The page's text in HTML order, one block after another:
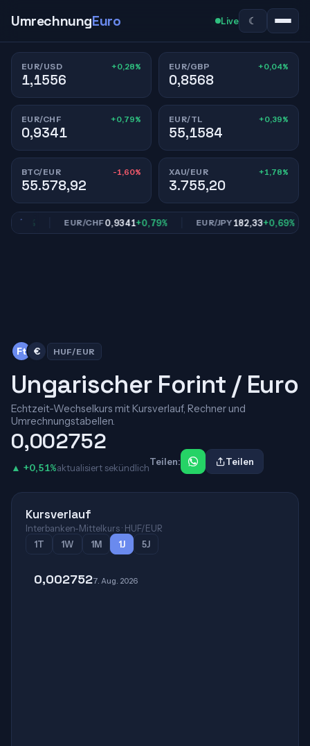
UmrechnungEuro Live ☾
EUR/USD +0,28%
1,1556
EUR/GBP +0,04%
0,8568
EUR/CHF +0,79%
0,9341
EUR/TL +0,39%
55,1584
BTC/EUR -1,60%
55.578,92
XAU/EUR +1,78%
3.755,20
EUR/CHF0,9341+0,79% EUR/JPY182,33+0,69%
Ft € HUF/EUR
Ungarischer Forint / Euro
Echtzeit-Wechselkurs mit Kursverlauf, Rechner und
Umrechnungstabellen.
0,002752
▲ +0,51%aktualisiert sekündlich
Teilen: Teilen
Kursverlauf
Interbanken-Mittelkurs · HUF/EUR
1T
1W 1M 1J 5J
0,0027527. Aug. 2026